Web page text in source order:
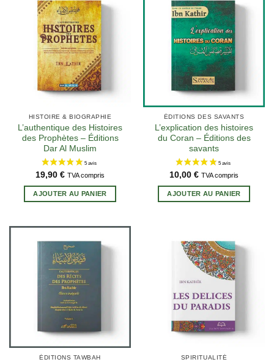
12 avis
HISTOIRE & BIOGRAPHIE
L’authentique des Histoires
des Prophètes – Éditions
Dar Al Muslim
19,90 € TVA compris
AJOUTER AU PANIER
ÉDITIONS DES SAVANTS
L’explication des histoires
du Coran – Éditions des
savants
10,00 € TVA compris
AJOUTER AU PANIER
ÉDITIONS TAWBAH SPIRITUALITÉ